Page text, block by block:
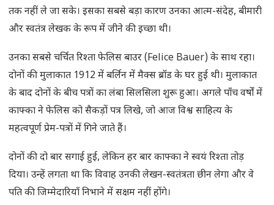
तक नहीं ले जा सके। इसका सबसे बड़ा कारण उनका आत्म-संदेह, बीमारी
और स्वतंत्र लेखक के रूप में जीने की इच्छा थी।
उनका सबसे चर्चित रिश्ता फेलिस बाउर (Felice Bauer) के साथ रहा।
दोनों की मुलाकात 1912 में बर्लिन में मैक्स ब्रॉड के घर हुई थी। मुलाकात
के बाद दोनों के बीच पत्रों का लंबा सिलसिला शुरू हुआ। अगले पाँच वर्षों में
काफ्का ने फेलिस को सैकड़ों पत्र लिखे, जो आज विश्व साहित्य के
महत्वपूर्ण प्रेम-पत्रों में गिने जाते हैं।
दोनों की दो बार सगाई हुई, लेकिन हर बार काफ्का ने स्वयं रिश्ता तोड़
दिया। उन्हें लगता था कि विवाह उनकी लेखन-स्वतंत्रता छीन लेगा और वे
पति की जिम्मेदारियाँ निभाने में सक्षम नहीं होंगे।